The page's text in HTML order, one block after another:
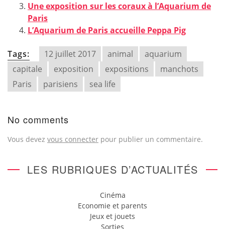
Une exposition sur les coraux à l’Aquarium de
Paris
L’Aquarium de Paris accueille Peppa Pig
Tags: 12 juillet 2017 animal
aquarium
capitale
exposition expositions
manchots
Paris
parisiens sea life
No comments
Vous devez vous connecter pour publier un commentaire.
LES RUBRIQUES D’ACTUALITÉS
Cinéma
Economie et parents
Jeux et jouets
Sorties